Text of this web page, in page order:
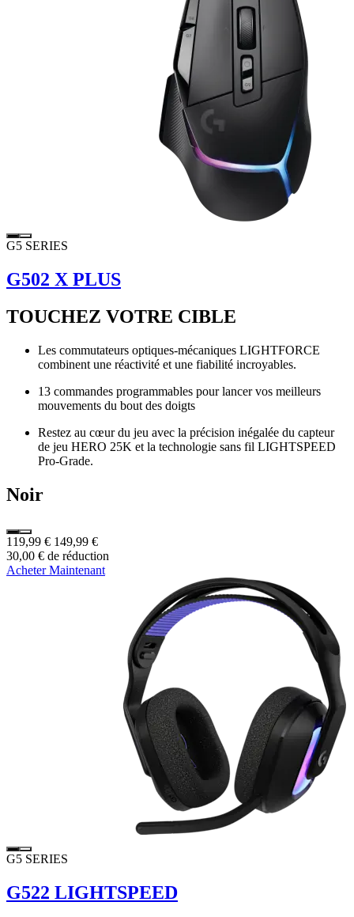
G5 SERIES
G502 X PLUS
TOUCHEZ VOTRE CIBLE
Les commutateurs optiques-mécaniques LIGHTFORCE
combinent une réactivité et une fiabilité incroyables.
13 commandes programmables pour lancer vos meilleurs
mouvements du bout des doigts
Restez au cœur du jeu avec la précision inégalée du capteur
de jeu HERO 25K et la technologie sans fil LIGHTSPEED
Pro-Grade.
Noir
119,99 € 149,99 €
30,00 € de réduction
Acheter Maintenant
G5 SERIES
G522 LIGHTSPEED